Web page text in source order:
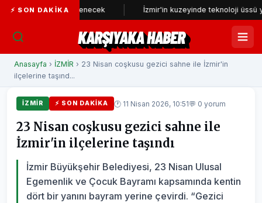
⚡ SON DAKIKA
incelenecek İzmir'in kuzeyinde teknoloji üssü yükseliyor
KARŞIYAKA HABER
Anasayfa › İZMİR › 23 Nisan coşkusu gezici sahne ile İzmir'in
ilçelerine taşınd...
İZMİR ⚡ SON DAKIKA 🕐 11 Nisan 2026, 10:51💬 0 yorum
23 Nisan coşkusu gezici sahne ile
İzmir'in ilçelerine taşındı
İzmir Büyükşehir Belediyesi, 23 Nisan Ulusal
Egemenlik ve Çocuk Bayramı kapsamında kentin
dört bir yanını bayram yerine çevirdi. “Gezici